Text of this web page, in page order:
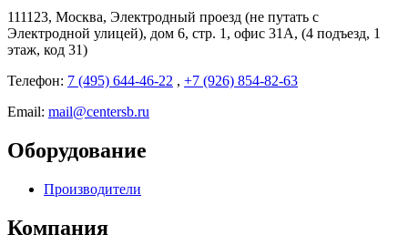
111123, Москва, Электродный проезд (не путать с
Электродной улицей), дом 6, стр. 1, офис 31А, (4 подъезд, 1
этаж, код 31)
Телефон: 7 (495) 644-46-22 , +7 (926) 854-82-63
Email: mail@centersb.ru
Оборудование
Производители
Компания